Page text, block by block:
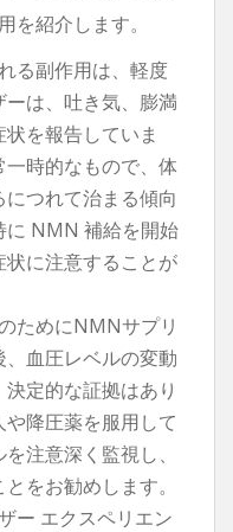
を紹介します。
る副作用は、軽度
は、吐き気、膨満
を報告していま
時的なもので、体
つれて治まる傾向
に NMN 補給を開始
に注意することが
ためにNMNサプリ
血圧レベルの変動
定的な証拠はあり
降圧薬を服用して
注意深く監視し、
をお勧めします。
ー エクスペリエン